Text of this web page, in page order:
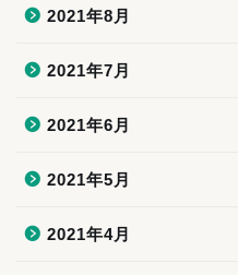
2021年8月
2021年7月
2021年6月
2021年5月
2021年4月